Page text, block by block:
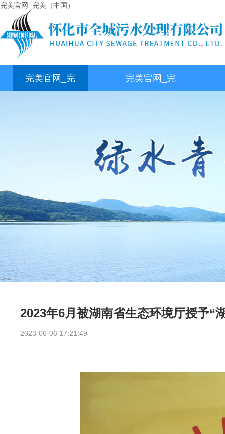
完美官网_完美（中国）
完美官网_完 完美官网_完
2023年6月被湖南省生态环境厅授予“
2023-06-06 17:21:49